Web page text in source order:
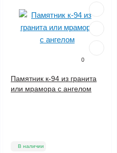
0
Памятник к-94 из гранита
или мрамора с ангелом
В наличии